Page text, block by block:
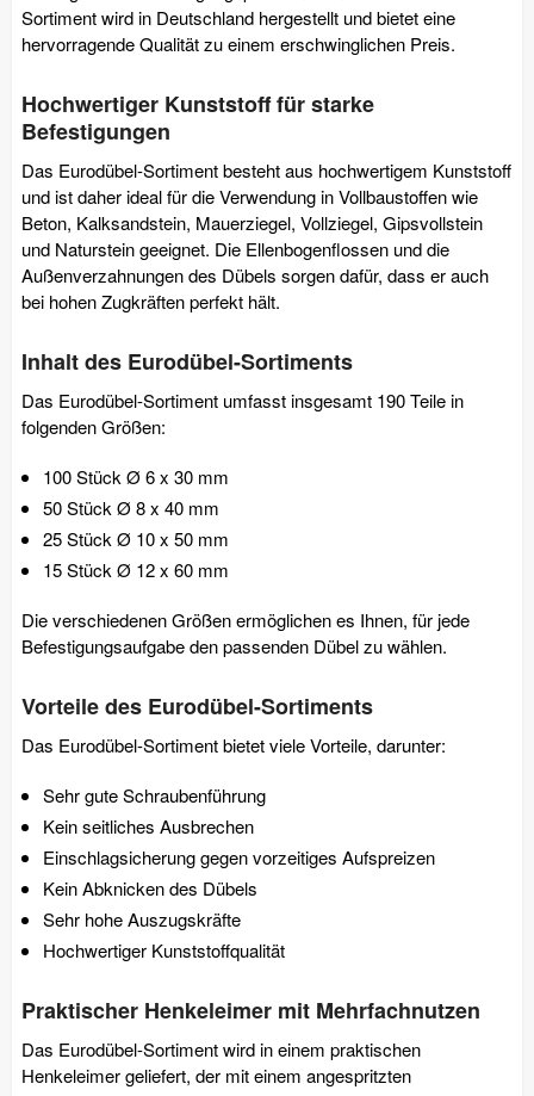
Sortiment wird in Deutschland hergestellt und bietet eine
hervorragende Qualität zu einem erschwinglichen Preis.
Hochwertiger Kunststoff für starke
Befestigungen
Das Eurodübel-Sortiment besteht aus hochwertigem Kunststoff
und ist daher ideal für die Verwendung in Vollbaustoffen wie
Beton, Kalksandstein, Mauerziegel, Vollziegel, Gipsvollstein
und Naturstein geeignet. Die Ellenbogenflossen und die
Außenverzahnungen des Dübels sorgen dafür, dass er auch
bei hohen Zugkräften perfekt hält.
Inhalt des Eurodübel-Sortiments
Das Eurodübel-Sortiment umfasst insgesamt 190 Teile in
folgenden Größen:
100 Stück Ø 6 x 30 mm
50 Stück Ø 8 x 40 mm
25 Stück Ø 10 x 50 mm
15 Stück Ø 12 x 60 mm
Die verschiedenen Größen ermöglichen es Ihnen, für jede
Befestigungsaufgabe den passenden Dübel zu wählen.
Vorteile des Eurodübel-Sortiments
Das Eurodübel-Sortiment bietet viele Vorteile, darunter:
Sehr gute Schraubenführung
Kein seitliches Ausbrechen
Einschlagsicherung gegen vorzeitiges Aufspreizen
Kein Abknicken des Dübels
Sehr hohe Auszugskräfte
Hochwertiger Kunststoffqualität
Praktischer Henkeleimer mit Mehrfachnutzen
Das Eurodübel-Sortiment wird in einem praktischen
Henkeleimer geliefert, der mit einem angespritzten